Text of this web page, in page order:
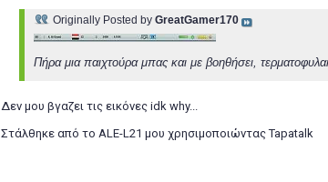
Originally Posted by GreatGamer170
Πήρα μια παιχτούρα μπας και με βοηθήσει,
Δεν μου βγαζει τις εικόνες idk why...
Στάλθηκε από το ALE-L21 μου χρησιμοποιώντας Tapatalk